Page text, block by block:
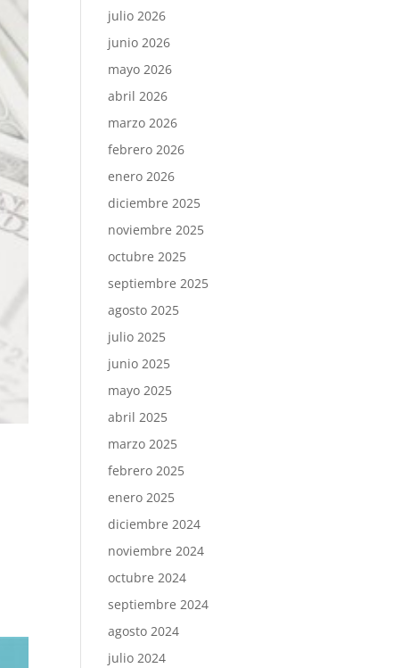
julio 2026
junio 2026
mayo 2026
abril 2026
marzo 2026
febrero 2026
enero 2026
diciembre 2025
noviembre 2025
octubre 2025
septiembre 2025
agosto 2025
julio 2025
junio 2025
mayo 2025
abril 2025
marzo 2025
febrero 2025
enero 2025
diciembre 2024
noviembre 2024
octubre 2024
septiembre 2024
agosto 2024
julio 2024